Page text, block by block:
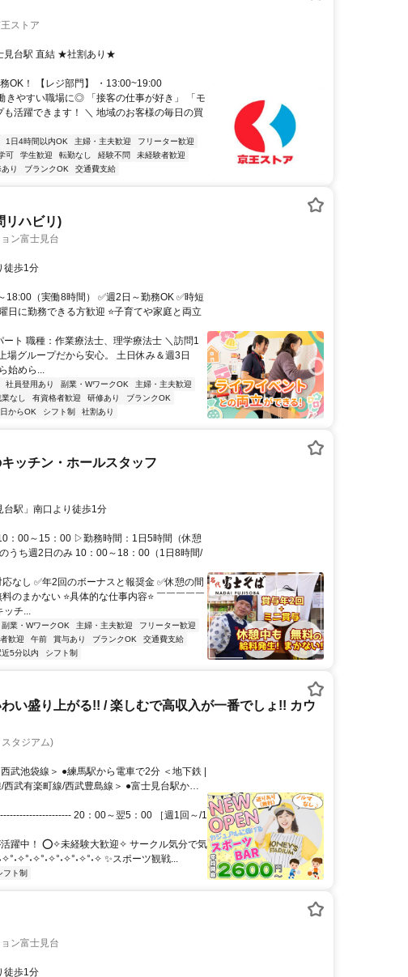
ストア
見台駅 直結 ★社割あり★
OK！ 【レジ部門】 ・13:00~19:00
きやすい職場に◎ 「接客の仕事が好き」 「モ
活躍できます！ ＼ 地域のお客様の毎日の買
1日4時間以内OK 主婦・主夫歓迎
フリーター歓迎
可 学生歓迎 転勤なし 経験不問
未経験者歓迎
り ブランクOK 交通費支給
リハビリ)
ン富士見台
徒歩1分
（実働8時間） ✅週2日～勤務OK ✅時短
に勤務できる方歓迎 ⭐子育てや家庭と両立
ト 職種：作業療法士、理学療法士 ＼訪問1
場グループだから安心。 土日休み＆週3日
始めら...
社員登用あり 副業・WワークOK
主婦・主夫歓迎
なし 有資格者歓迎 研修あり
ブランクOK
からOK シフト制 社割あり
ッチン・ホールスタッフ
台駅」南口より徒歩1分
：00～15：00 ▷勤務時間：1日5時間（休憩
うち週2日のみ 10：00～18：00（1日8時間/
なし ✅年2回のボーナスと報奨金 ✅休憩の間
のまかない ⭐具体的な仕事内容⭐ ￣￣￣￣￣
ッチ...
副業・WワークOK 主婦・主夫歓迎
フリーター歓迎
歓迎 午前 賞与あり ブランクOK
交通費支給
近5分以内 シフト制
い盛り上がる!! / 楽しむで高収入が一番でしょ!! カウ
タジアム)
線/西武豊島線＞ ●富士見台駅から
線/副都心線＞ ＜私鉄 | 西武池袋線/東武東上
20：00～翌5：00 ［週1回～/1
躍中！ ⭕✧未経験大歓迎✧ サークル気分で気
✨スポーツ観戦...
フト制
ン富士見台
徒歩1分